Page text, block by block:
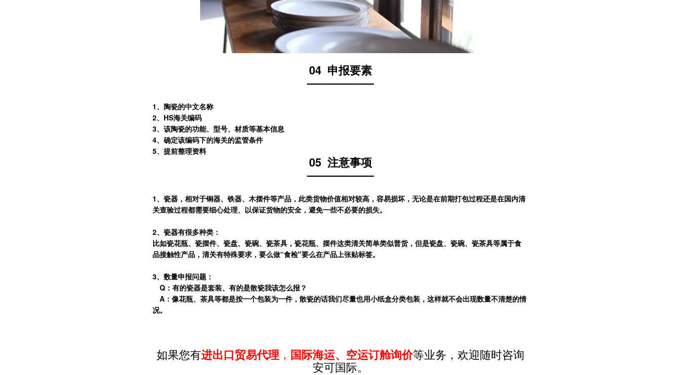
04 申报要素
——————
1、陶瓷的中文名称
2、HS海关编码
3、该陶瓷的功能、型号、材质等基本信息
4、确定该编码下的海关的监管条件
5、提前整理资料
05 注意事项
——————
1、瓷器，相对于铜器、铁器、木摆件等产品，此类货物价值相对较高，容易损坏，无论是在前期打包过程还是在国内清
关查验过程都需要细心处理、以保证货物的安全，避免一些不必要的损失。
2、瓷器有很多种类：
比如瓷花瓶、瓷摆件、瓷盘、瓷碗、瓷茶具，瓷花瓶、摆件这类清关简单类似普货，但是瓷盘、瓷碗、瓷茶具等属于食
品接触性产品，清关有特殊要求，要么做“食检"要么在产品上张贴标签。
3、数量申报问题：
Q：有的瓷器是套装、有的是散瓷我该怎么报？
A：像花瓶、茶具等都是按一个包装为一件，散瓷的话我们尽量也用小纸盒分类包装，这样就不会出现数量不清楚的情
况。
如果您有进出口贸易代理 ， 国际海运、空运订舱询价等业务，欢迎随时咨询
安可国际。